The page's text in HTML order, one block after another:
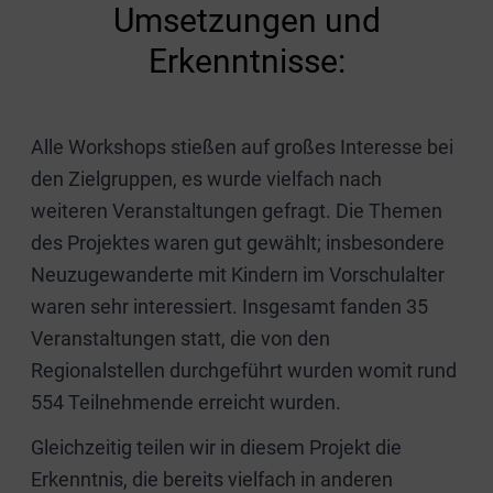
Umsetzungen und
Erkenntnisse:
Alle Workshops stießen auf großes Interesse bei
den Zielgruppen, es wurde vielfach nach
weiteren Veranstaltungen gefragt. Die Themen
des Projektes waren gut gewählt; insbesondere
Neuzugewanderte mit Kindern im Vorschulalter
waren sehr interessiert. Insgesamt fanden 35
Veranstaltungen statt, die von den
Regionalstellen durchgeführt wurden womit rund
554 Teilnehmende erreicht wurden.
Gleichzeitig teilen wir in diesem Projekt die
Erkenntnis, die bereits vielfach in anderen